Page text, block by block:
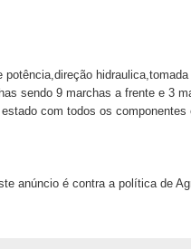
sendo 9 marchas a frente e 3
com todos os
anúncio é contra a política de